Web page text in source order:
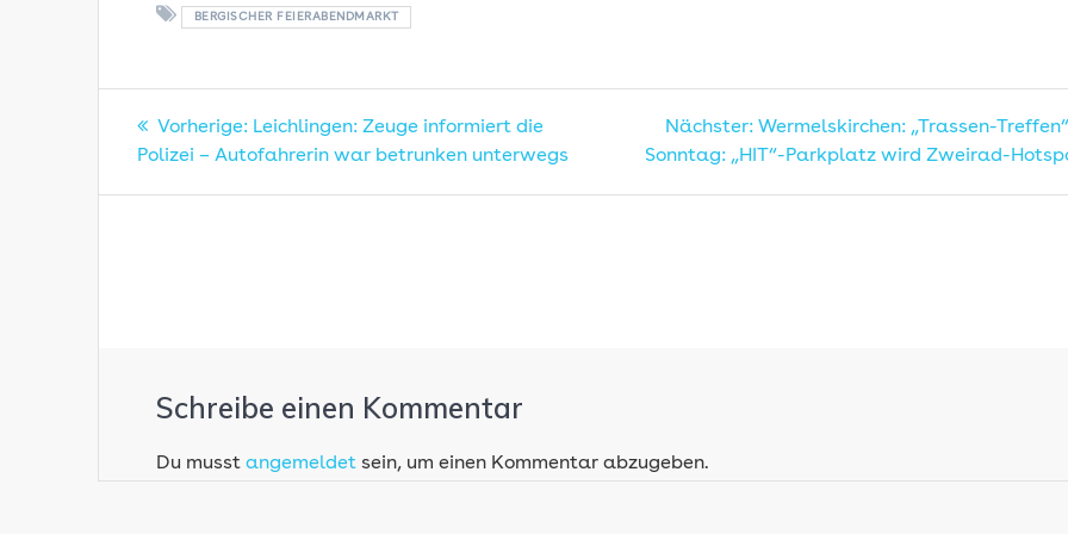
BERGISCHER FEIERABENDMARKT
Beitragsnavigation
Vorherige: Vorheriger
Beitrag:
Leichlingen: Zeuge informiert die
Polizei – Autofahrerin war betrunken unterwegs
Nächster: Nächster
Beitrag:
Wermelskirchen: „Trassen-
Sonntag: „HIT“-Parkplatz wird Zweirad-
Schreibe einen Kommentar
Du musstangemeldet sein, um einen Kommentar abzugeben.